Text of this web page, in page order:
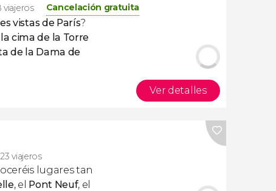
viajeros Cancelación gratuita
vistas de París?
cima de la Torre
de la Dama de
Ver detalles
viajeros
lugares tan
, el Pont Neuf, el